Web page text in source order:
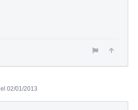
el 02/01/2013